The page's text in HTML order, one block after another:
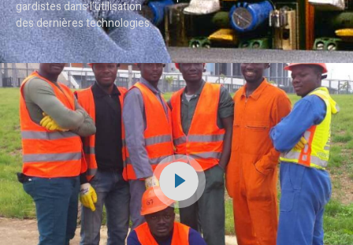
gardistes dans l’utilisation
des dernières technologies.